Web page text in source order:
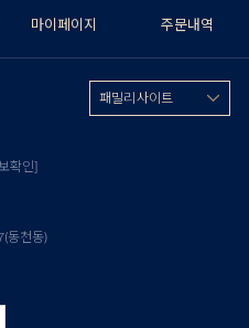
마이페이지 주문내역
확인]
동천동)
패밀리 사이트